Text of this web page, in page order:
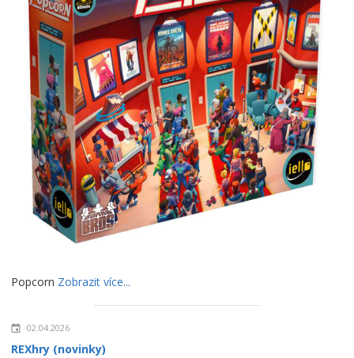
Popcorn Zobrazit více...
02.04.2026
REXhry (novinky)